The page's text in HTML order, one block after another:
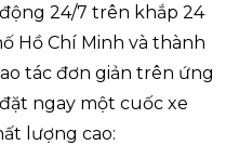
24/7 trên khắp 24
Hồ Chí Minh và thành
tác đơn giản trên ứng
ngay một cuốc xe
lượng cao: